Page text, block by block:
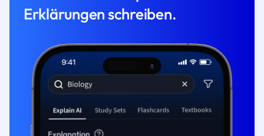
Erklärungen schreiben.